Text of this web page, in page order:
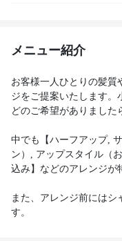
メニュー紹介
お客様一人ひとりの髪質
ジをご提案いたします。
どのご希望がありました
中でも【ハーフアップ,
ン）, アップスタイル（
込み】などのアレンジが
また、アレンジ前にはシ
す。